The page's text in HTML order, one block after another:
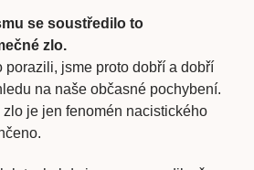
se soustředilo to
zlo.
porazili, jsme proto dobří a dobří
na naše občasné pochybení.
je jen fenomén nacistického